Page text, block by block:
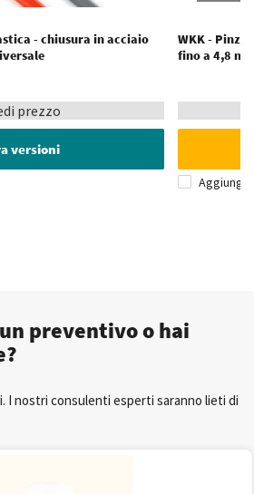
- chiusura in acciaio
prezzo
versioni
WKK -
fino a 4,8
Aggiungi
preventivo o hai
I nostri consulenti esperti saranno lieti di